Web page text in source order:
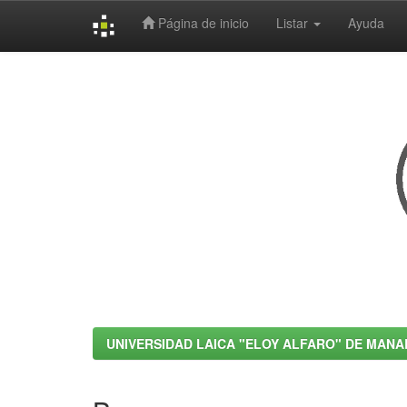
Página de inicio Listar Ayuda
UNIVERSIDAD LAICA "ELOY ALFARO" DE